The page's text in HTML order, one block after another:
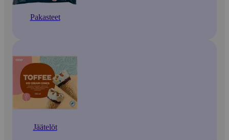
Pakasteet
Jäätelöt